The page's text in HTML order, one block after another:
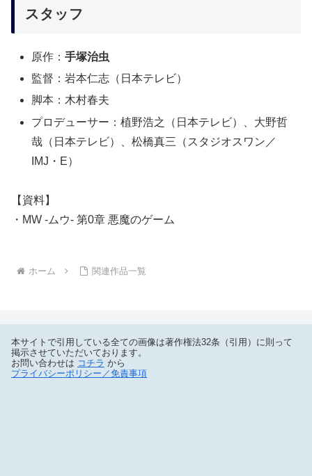
スタッフ
原作：手塚治虫
監督：岩本仁志（日本テレビ）
脚本：木村春夫
プロデューサー：植野浩之（日本テレビ）、大野哲
哉（日本テレビ）、松橋真三（スタジオスワン／
IMJ・E）
【資料】
・MW -ムウ- 第0章 悪魔のゲーム
ホーム 関連作品一覧
本サイトで引用している全ての画像は著作権法32条（引用）に則って
掲示させていただいております。
お問い合わせは コチラ から
プライバシーポリシー／免責事項